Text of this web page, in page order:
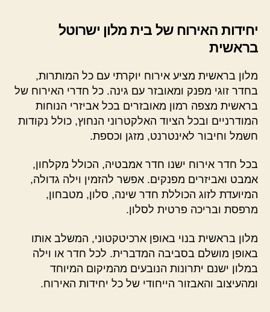
יחידות האירוח של בית מלון ישרוטל
בראשית
מלון בראשית מציע אירוח יוקרתי עם כל המותרות,
בחדר זוגי מפנק ומאובזר עם גינה. כל חדרי האירוח של
בראשית מצפה רמון מאובזרים בכל אביזרי הנוחות
המודרניים ובכל הציוד האלקטרוני הנחוץ, כולל נקודות
חשמל וחיבור לאינטרנט, מזגן וכספת.
בכל חדר אירוח ישנו חדר אמבטיה, הכולל מקלחון,
אמבט ואביזרים מפנקים. אפשר להזמין וילה גדולה,
המיועדת לזוג הכוללת חדר שינה, סלון, מטבחון,
מרפסת ובריכה פרטית לסלון.
מלון בראשית בנוי באופן ארכיטקטוני, המשלב אותו
באופן מושלם בסביבה המדברית. לכל חדר או וילה
במלון ישנם יתרונות הנובעים מהמיקום המיוחד
ומהעיצוב והאבזור הייחודי של כל יחידות האירוח.